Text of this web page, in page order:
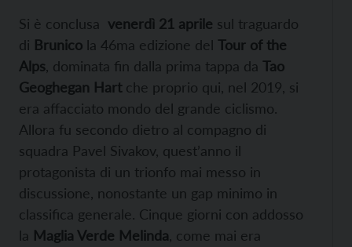
Si è conclusa venerdì 21 aprile sul traguardo
di Brunico la 46ma edizione del Tour of the
Alps , dominata fin dalla prima tappa da Tao
Geoghegan Hartche proprio qui, nel 2019, si
era affacciato mondo del grande ciclismo.
Allora fu secondo dietro al compagno di
squadra Pavel Sivakov, quest’anno il
protagonista di un trionfo mai messo in
discussione, nonostante un gap minimo in
classifica generale. Cinque giorni con addosso
la Maglia Verde Melinda , come mai era